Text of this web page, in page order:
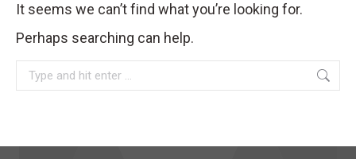
It seems we can’t find what you’re looking for.
Perhaps searching can help.
Search: